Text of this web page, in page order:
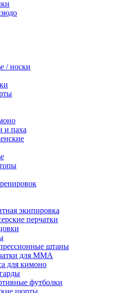
/ носки
и паха
экипировка
перчатки
штаны
для ММА
для кимоно
футболки
шорты